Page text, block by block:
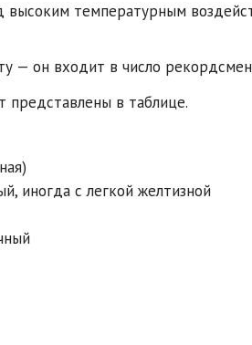
высоким температурным
— он входит в число
представлены в таблице.
иногда с легкой желтизной